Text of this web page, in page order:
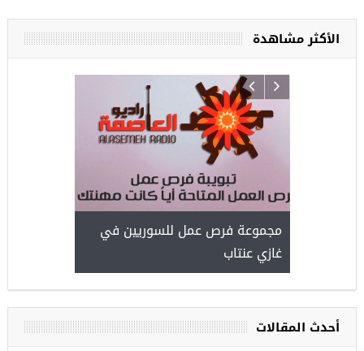
الأكثر مشاهدة
مجموعة فرص عمل للسوريين في
غازي عنتاب
أحدث المقالات